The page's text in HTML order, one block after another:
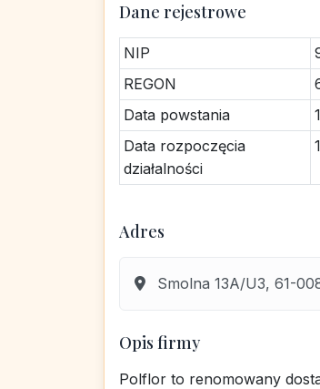
Dane rejestrowe
NIP
REGON
Data powstania
Data rozpoczęcia
działalności
Adres
Smolna 13A/U3, 61-
Opis firmy
Polflor to renomowany